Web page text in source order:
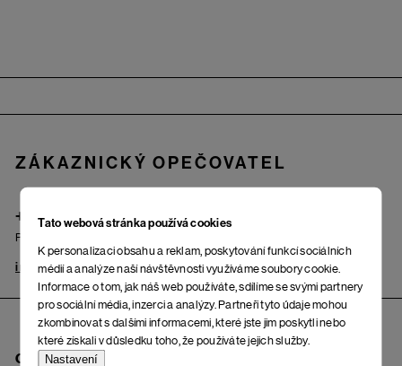
Tato webová stránka používá cookies
K personalizaci obsahu a reklam, poskytování funkcí sociálních
médií a analýze naší návštěvnosti využíváme soubory cookie.
Informace o tom, jak náš web používáte, sdílíme se svými partnery
pro sociální média, inzerci a analýzy. Partneři tyto údaje mohou
zkombinovat s dalšími informacemi, které jste jim poskytli nebo
které získali v důsledku toho, že používáte jejich služby.
Nastavení
ZÁKAZNICKÝ OPEČOVATEL
+420 725 222 121
Po – Pá: od 9.00 do 17.00 hod.
info@woox.cz Kontakt
Chci odebírat newsletter